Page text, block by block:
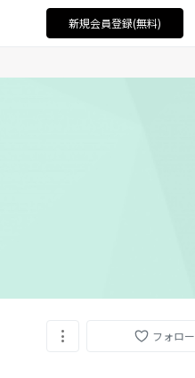
新規会員登録(無料)
フォロー